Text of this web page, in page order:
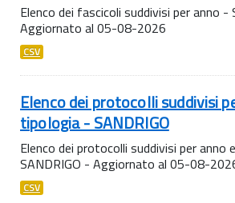
Elenco dei fascicoli suddivisi per anno -
Aggiornato al 05-08-2026
CSV
Elenco dei protocolli suddivisi
tipologia - SANDRIGO
Elenco dei protocolli suddivisi per anno
SANDRIGO - Aggiornato al 05-08-
CSV